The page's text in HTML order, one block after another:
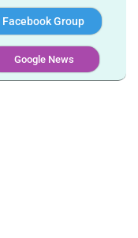
Facebook Group
Google News